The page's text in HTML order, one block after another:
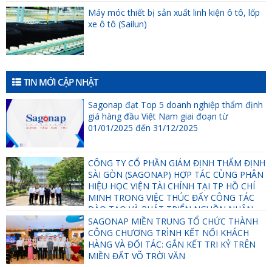
Máy móc thiết bị sản xuất linh kiện ô tô, lốp
xe ô tô (Sailun)
TIN MỚI CẬP NHẬT
Sagonap đạt Top 5 doanh nghiệp thẩm định
giá hàng đầu Việt Nam giai đoạn từ
01/01/2025 đến 31/12/2025
CÔNG TY CỔ PHẦN GIÁM ĐỊNH THẨM ĐỊNH
SÀI GÒN (SAGONAP) HỢP TÁC CÙNG PHÂN
HIỆU HỌC VIỆN TÀI CHÍNH TẠI TP HỒ CHÍ
MINH TRONG VIỆC THÚC ĐẨY CÔNG TÁC
ĐÀO TẠO VÀ PHÁT TRIỂN NGUỒN NHÂN
LỰC.
SAGONAP MIỀN TRUNG TỔ CHỨC THÀNH
CÔNG CHƯƠNG TRÌNH KẾT NỐI KHÁCH
HÀNG VÀ ĐỐI TÁC: GẮN KẾT TRI KỶ TRÊN
MIỀN ĐẤT VÕ TRỜI VĂN